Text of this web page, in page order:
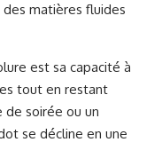
des matières fluides
est sa capacité à
tout en restant
de soirée ou un
se décline en une